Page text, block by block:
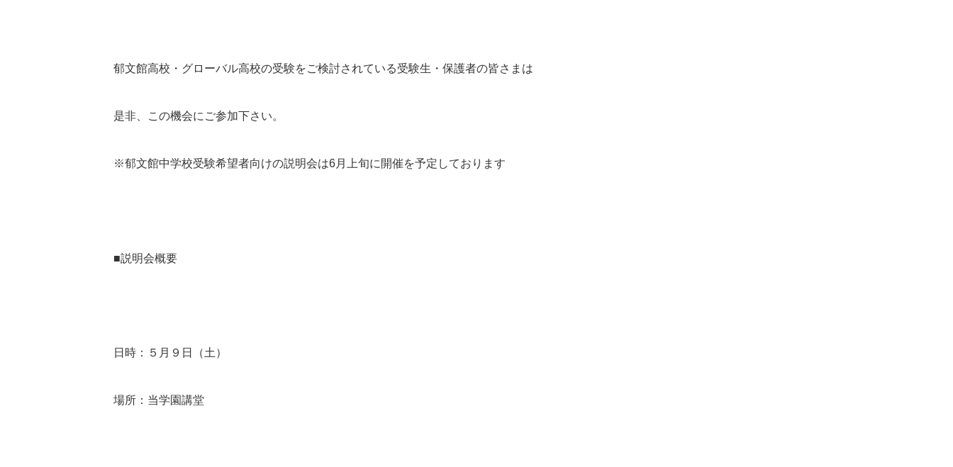
郁文館高校・グローバル高校の受験をご検討されている受験生・保護者の皆さまは
是非、この機会にご参加下さい。
※郁文館中学校受験希望者向けの説明会は6月上旬に開催を予定しております
■説明会概要
日時：５月９日（土）
場所：当学園講堂